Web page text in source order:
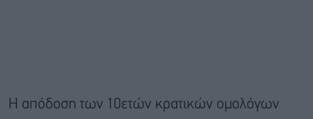
Η απόδοση των 10ετών κρατικών ομολόγων